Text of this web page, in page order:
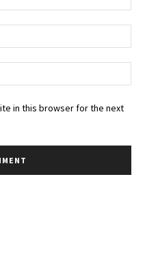
in this browser for the next